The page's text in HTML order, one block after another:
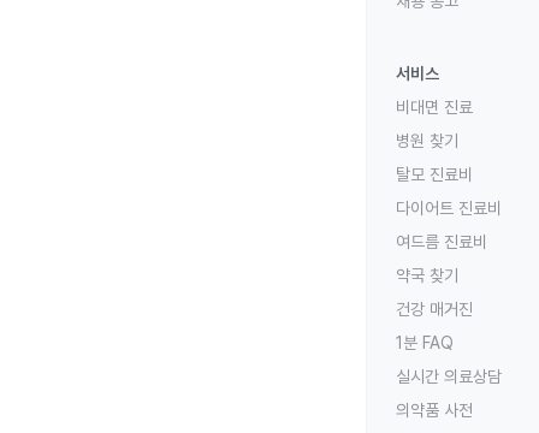
서비스
비대면 진료
병원 찾기
탈모 진료비
다이어트 진료비
여드름 진료비
약국 찾기
건강 매거진
1분 FAQ
실시간 의료상담
의약품 사전